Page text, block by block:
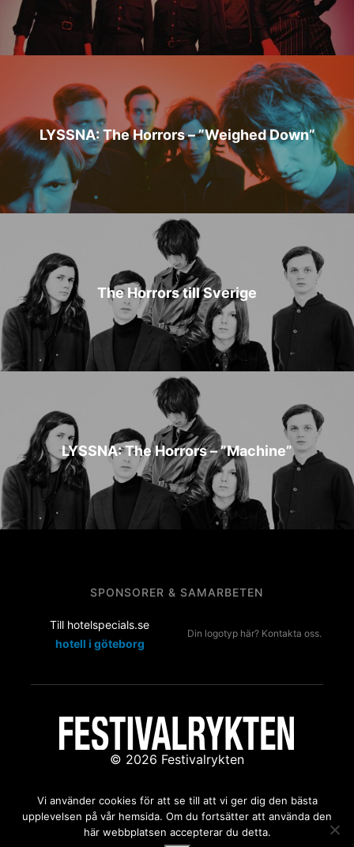
LYSSNA: The Horrors – ”Weighed Down”
The Horrors till Sverige
LYSSNA: The Horrors – ”Machine”
SPONSORER & SAMARBETEN
Till hotelspecials.se
hotell i göteborg
Din logotyp här? Kontakta oss.
© 2026 Festivalrykten
Kontakta oss:redaktion@festivalrykten.se
Vi använder cookies för att se till att vi ger dig den bästa
upplevelsen på vår hemsida. Om du fortsätter att använda den
här webbplatsen accepterar du detta.